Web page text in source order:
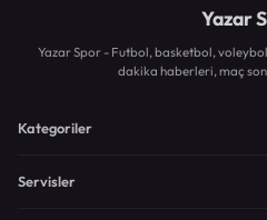
Yazar
Yazar Spor - Futbol, basketbol,
dakika haberleri, maç
Kategoriler
Servisler